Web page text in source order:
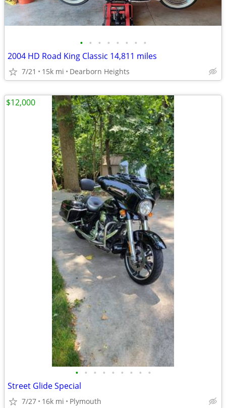
• • • • • • • •
2004 HD Road King Classic 14,811 miles
7/21 15k mi Dearborn Heights
• • • • • • • • •
Street Glide Special
7/27 16k mi Plymouth
$12,000